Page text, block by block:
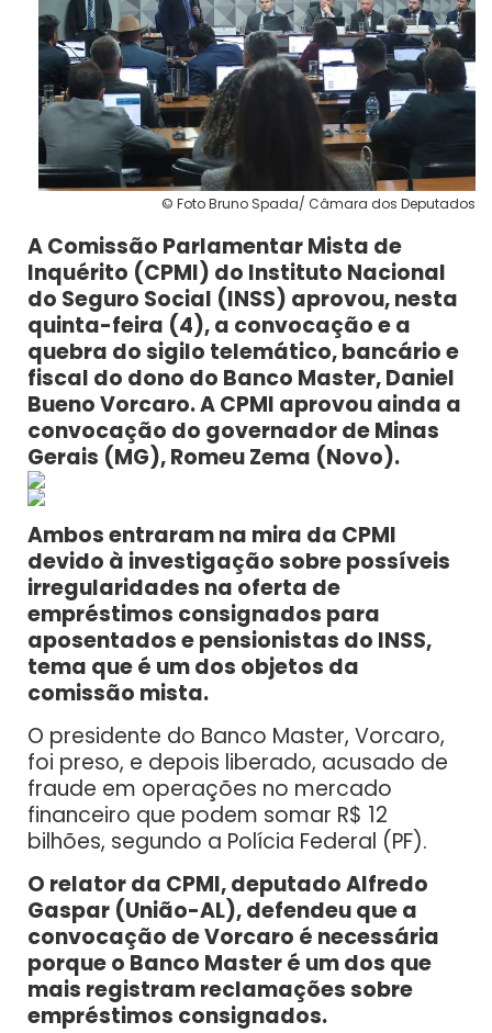
© Foto Bruno Spada/ Câmara dos Deputados
A Comissão Parlamentar Mista de
Inquérito (CPMI) do Instituto Nacional
do Seguro Social (INSS) aprovou, nesta
quinta-feira (4), a convocação e a
quebra do sigilo telemático, bancário e
fiscal do dono do Banco Master, Daniel
Bueno Vorcaro. A CPMI aprovou ainda a
convocação do governador de Minas
Gerais (MG), Romeu Zema (Novo).
Ambos entraram na mira da CPMI
devido à investigação sobre possíveis
irregularidades na oferta de
empréstimos consignados para
aposentados e pensionistas do INSS,
tema que é um dos objetos da
comissão mista.
O presidente do Banco Master, Vorcaro,
foi preso, e depois liberado, acusado de
fraude em operações no mercado
financeiro que podem somar R$ 12
bilhões, segundo a Polícia Federal (PF).
O relator da CPMI, deputado Alfredo
Gaspar (União-AL), defendeu que a
convocação de Vorcaro é necessária
porque o Banco Master é um dos que
mais registram reclamações sobre
empréstimos consignados.